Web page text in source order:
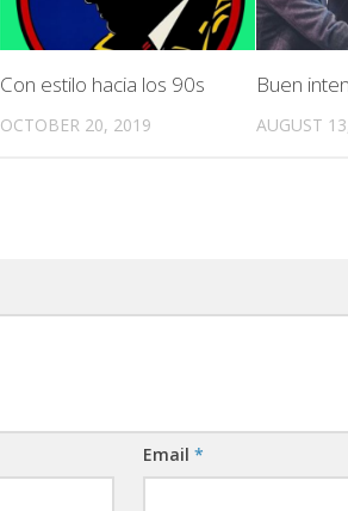
Con estilo hacia los 90s
OCTOBER 20, 2019
Buen
AUGUST
Email*